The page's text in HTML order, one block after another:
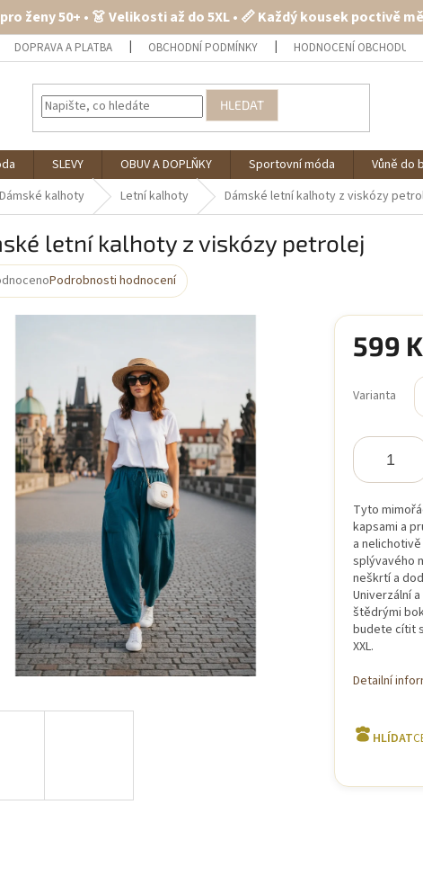
ženy 50+ • 👗 Velikosti až do 5XL • 📏 Každý kousek poctivě
DOPRAVA A PLATBA OBCHODNÍ PODMÍNKY HODNOCENÍ OBCHODU
HLEDAT
SLEVY OBUV A DOPLŇKY Sportovní móda Vůně do
Dámské kalhoty Letní kalhoty Dámské letní kalhoty z viskózy
letní kalhoty z viskózy petrolej
Podrobnosti hodnocení
599
cena:
Varianta
Tyto
kapsami a
a
splývavého
neškrtí a
Univerzální
štědrými
budete cítit
XXL.
Detailní
HLÍDAT